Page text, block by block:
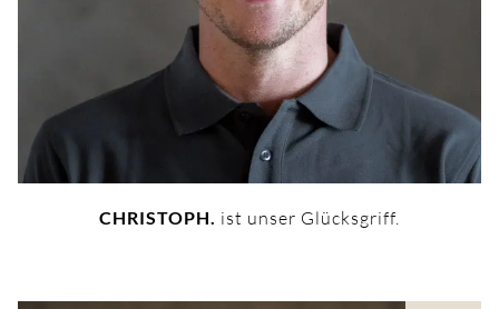
CHRISTOPH. ist unser Glücksgriff.